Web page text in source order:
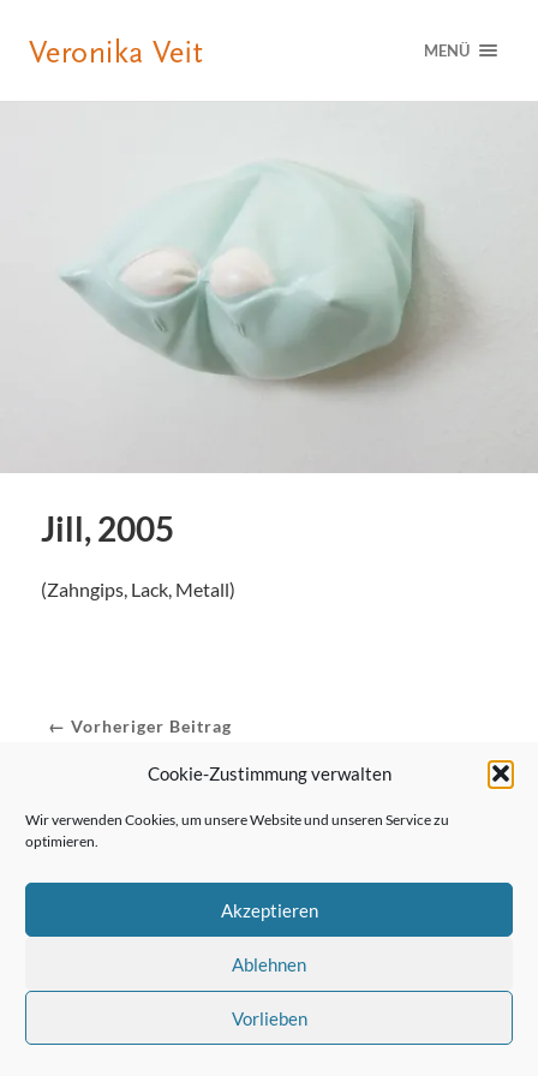
Cookie-Zustimmung verwalten
Wir verwenden Cookies, um unsere Website und unseren Service zu
optimieren.
Akzeptieren
Ablehnen
Vorlieben
MENÜ
Jill, 2005
(Zahngips, Lack, Metall)
← Vorheriger Beitrag
Nächster Beitrag →